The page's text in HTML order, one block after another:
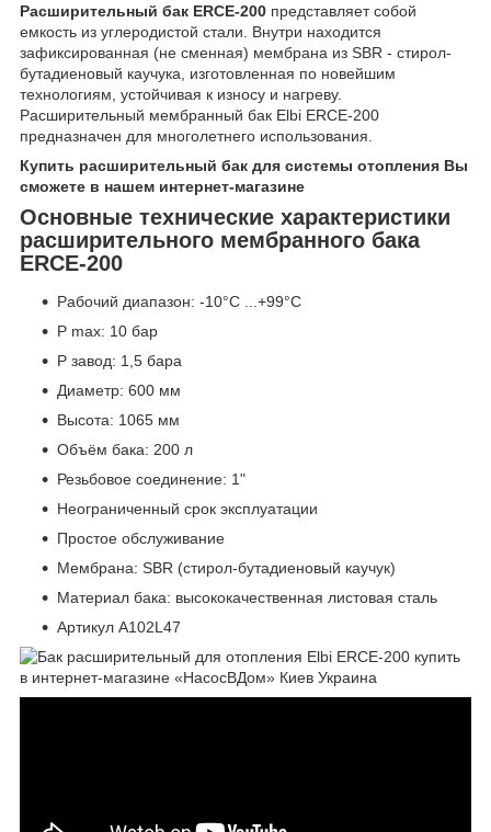
Расширительный бак ERCE-200 представляет собой
емкость из углеродистой стали. Внутри находится
зафиксированная (не сменная) мембрана из SBR - стирол-
бутадиеновый каучука, изготовленная по новейшим
технологиям, устойчивая к износу и нагреву.
Расширительный мембранный бак Elbi ERCE-200
предназначен для многолетнего использования.
Купить расширительный бак для системы отопления Вы
сможете в нашем интернет-магазине
Основные технические характеристики
расширительного мембранного бака
ERCE-200
Рабочий диапазон: -10°С ...+99°С
P max: 10 бар
P завод: 1,5 бара
Диаметр: 600 мм
Высота: 1065 мм
Объём бака: 200 л
Резьбовое соединение: 1"
Неограниченный срок эксплуатации
Простое обслуживание
Мембрана: SBR (стирол-бутадиеновый каучук)
Материал бака: высококачественная листовая сталь
Артикул A102L47